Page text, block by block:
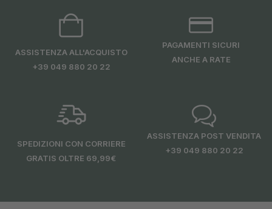
ASSISTENZA ALL'ACQUISTO
+39 049 880 20 22
PAGAMENTI SICURI
ANCHE A RATE
SPEDIZIONI CON CORRIERE
GRATIS OLTRE 69,99€
ASSISTENZA POST VENDITA
+39 049 880 20 22